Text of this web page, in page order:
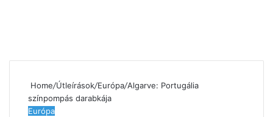
Home/Útleírások/Európa/Algarve: Portugália
színpompás darabkája
Európa